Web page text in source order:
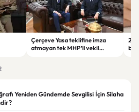
Çerçeve Yasa teklifine imza
atmayan tek MHP’li vekil
Yeniden Gündemde Sevgilisi İçin Silaha